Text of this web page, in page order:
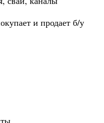
и продает б/у